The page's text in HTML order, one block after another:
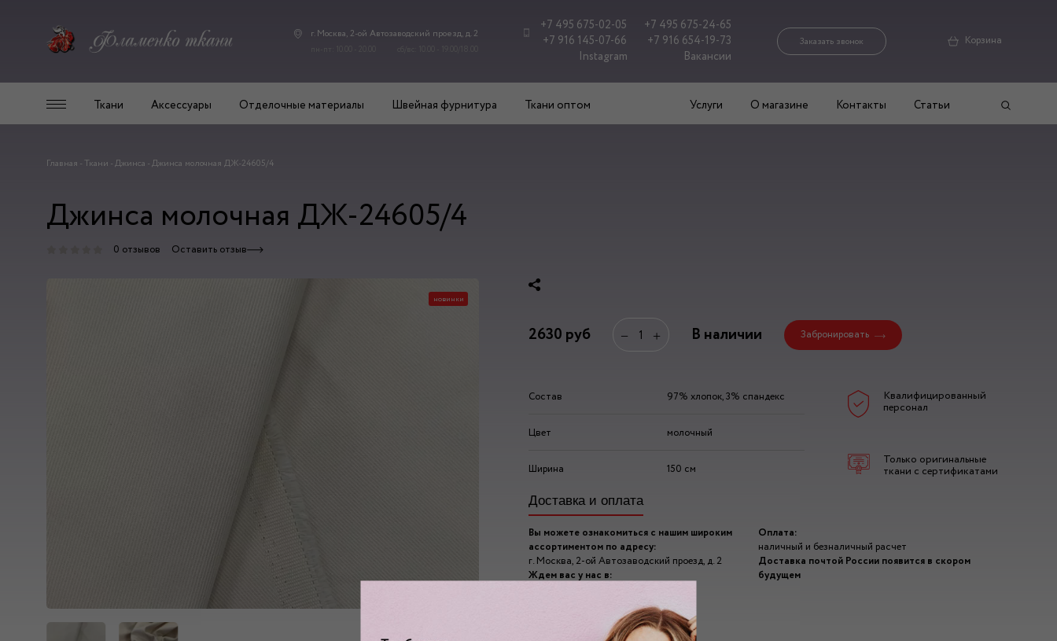
г. Москва, 2-ой Автозаводский проезд, д. 2
+7 495 675-02-05
+7 495 675-24-65
+7 916 145-07-66
+7 916 654-19-73
Instagram
Вакансии
Заказать звонок Корзина
Ткани Аксессуары Отделочные материалы Швейная фурнитура Ткани оптом Услуги О магазине Контакты Статьи
Главная - Ткани -Джинса -Джинса молочная ДЖ-24605/4
Джинса молочная ДЖ-24605/4
0 отзывов Оставить отзыв
новинки
2630 руб − + В наличии Забронировать
Состав 97% хлопок, 3% спандекс
Цвет молочный
Ширина 150 см
Квалифицированный
персонал
Только оригинальные
ткани с сертификатами
Доставка и оплата
Вы можете ознакомиться с нашим широким
ассортиментом по адресу:
г. Москва, 2-ой Автозаводский проезд, д. 2
Ждем вас у нас в:
сб/вс: 10.00 - 19.00/18.00
Оплата:
наличный и безналичный расчет
Доставка почтой России появится в скором
будущем